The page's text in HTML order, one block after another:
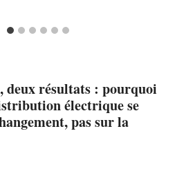
deux résultats : pourquoi
électrique se
pas sur la